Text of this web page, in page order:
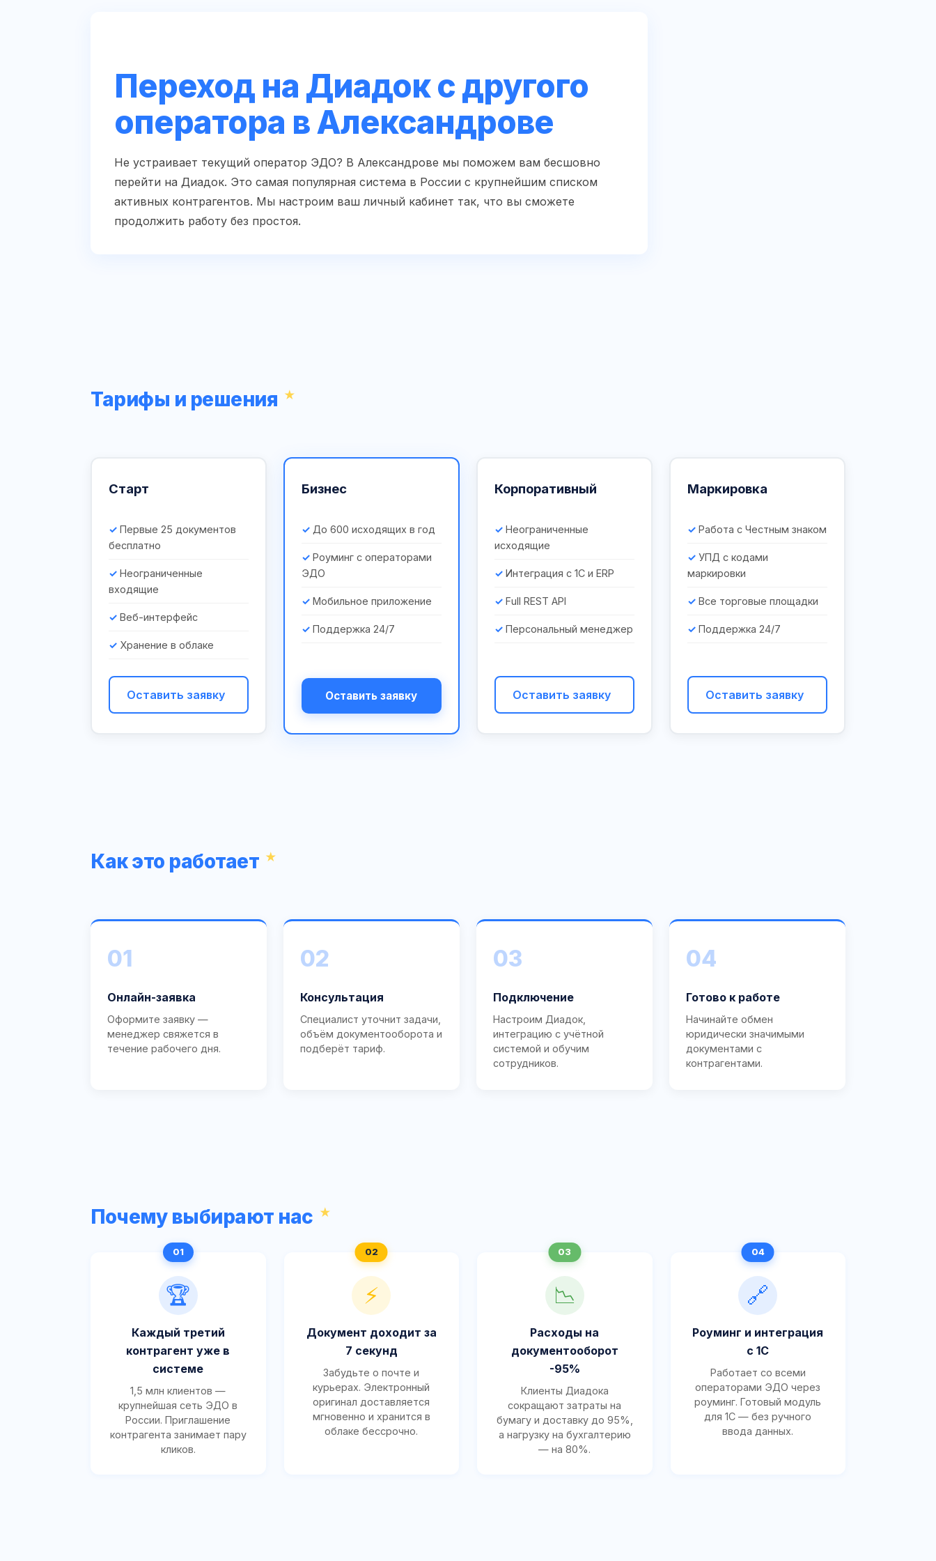
Переход на Диадок с другого
оператора в Александрове
Не устраивает текущий оператор ЭДО? В Александрове мы поможем вам бесшовно
перейти на Диадок. Это самая популярная система в России с крупнейшим списком
активных контрагентов. Мы настроим ваш личный кабинет так, что вы сможете
продолжить работу без простоя.
Тарифы и решения
Старт
Первые 25 документов
бесплатно
Неограниченные
входящие
Веб-интерфейс
Хранение в облаке
Оставить заявку
Бизнес
До 600 исходящих в год
Роуминг с операторами
ЭДО
Мобильное приложение
Поддержка 24/7
Оставить заявку
Корпоративный
Неограниченные
исходящие
Интеграция с 1С и ERP
Full REST API
Персональный менеджер
Оставить заявку
Маркировка
Работа с Честным знаком
УПД с кодами
маркировки
Все торговые площадки
Поддержка 24/7
Оставить заявку
Как это работает
01
Онлайн-заявка
Оформите заявку —
менеджер свяжется в
течение рабочего дня.
02
Консультация
Специалист уточнит задачи,
объём документооборота и
подберёт тариф.
03
Подключение
Настроим Диадок,
интеграцию с учётной
системой и обучим
сотрудников.
04
Готово к работе
Начинайте обмен
юридически значимыми
документами с
контрагентами.
Почему выбирают нас
🏆
Каждый третий
контрагент уже в
системе
1,5 млн клиентов —
крупнейшая сеть ЭДО в
России. Приглашение
контрагента занимает пару
кликов.
⚡
Документ доходит за
7 секунд
Забудьте о почте и
курьерах. Электронный
оригинал доставляется
мгновенно и хранится в
облаке бессрочно.
📉
Расходы на
документооборот
-95%
Клиенты Диадока
сокращают затраты на
бумагу и доставку до 95%,
а нагрузку на бухгалтерию
— на 80%.
🔗
Роуминг и интеграция
с 1С
Работает со всеми
операторами ЭДО через
роуминг. Готовый модуль
для 1С — без ручного
ввода данных.